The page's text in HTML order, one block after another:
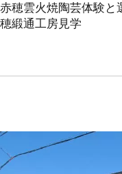
赤穂雲火焼陶芸体験と
穂緞通工房見学